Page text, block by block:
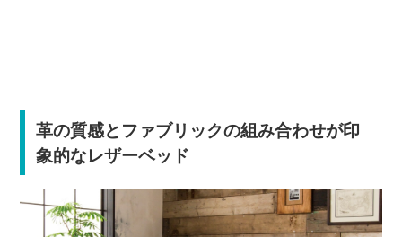
革の質感とファブリックの組み合わせが印
象的なレザーベッド